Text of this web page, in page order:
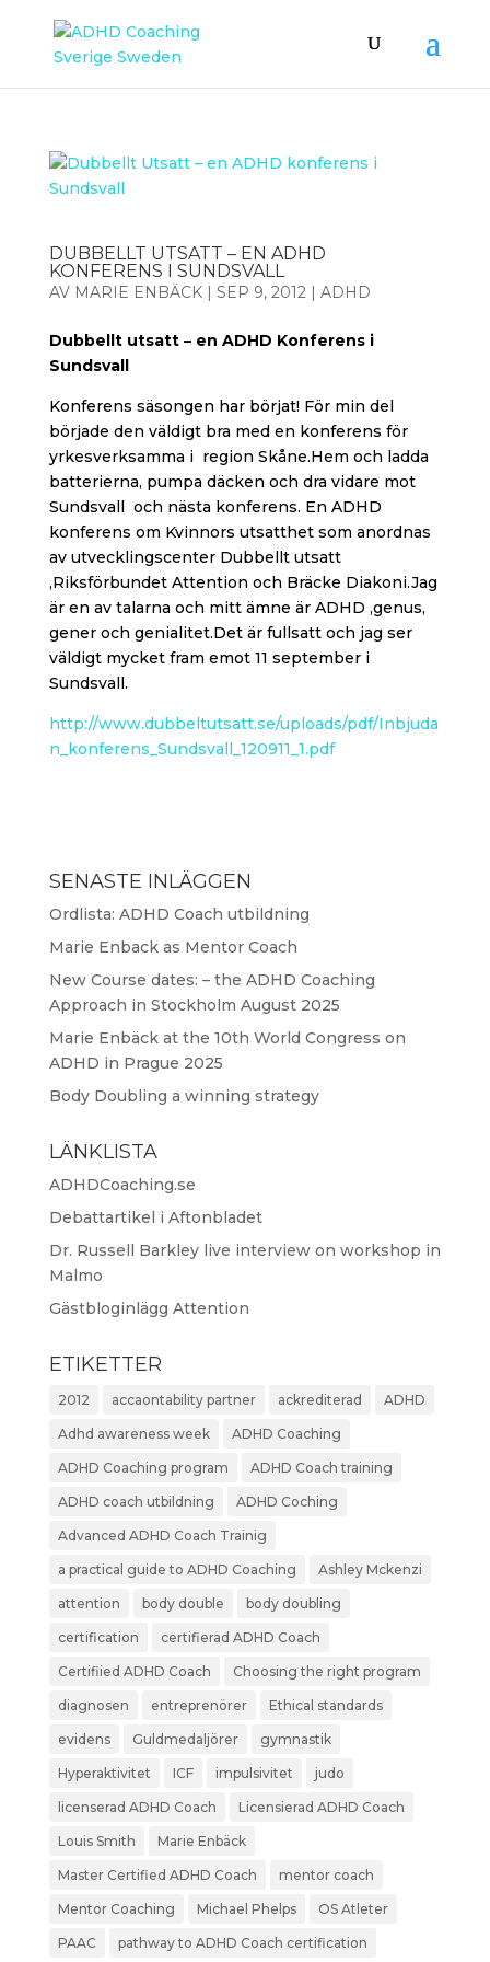
DUBBELLT UTSATT – EN ADHD
KONFERENS I SUNDSVALL
AV MARIE ENBÄCK| SEP 9, 2012| ADHD
Dubbellt utsatt – en ADHD Konferens i
Sundsvall
Konferens säsongen har börjat! För min del
började den väldigt bra med en konferens för
yrkesverksamma i region Skåne.Hem och ladda
batterierna, pumpa däcken och dra vidare mot
Sundsvall och nästa konferens. En ADHD
konferens om Kvinnors utsatthet som anordnas
av utvecklingscenter Dubbellt utsatt
,Riksförbundet Attention och Bräcke Diakoni.Jag
är en av talarna och mitt ämne är ADHD ,genus,
gener och genialitet.Det är fullsatt och jag ser
väldigt mycket fram emot 11 september i
Sundsvall.
http://www.dubbeltutsatt.se/uploads/pdf/Inbjuda
n_konferens_Sundsvall_120911_1.pdf
SENASTE INLÄGGEN
Ordlista: ADHD Coach utbildning
Marie Enback as Mentor Coach
New Course dates: – the ADHD Coaching
Approach in Stockholm August 2025
Marie Enbäck at the 10th World Congress on
ADHD in Prague 2025
Body Doubling a winning strategy
LÄNKLISTA
ADHDCoaching.se
Debattartikel i Aftonbladet
Dr. Russell Barkley live interview on workshop in
Malmo
Gästbloginlägg Attention
ETIKETTER
2012 accaontability partner ackrediterad ADHD
Adhd awareness week ADHD Coaching
ADHD Coaching program ADHD Coach training
ADHD coach utbildning ADHD Coching
Advanced ADHD Coach Trainig
a practical guide to ADHD Coaching Ashley Mckenzi
attention body double body doubling
certification certifierad ADHD Coach
Certifiied ADHD Coach Choosing the right program
diagnosen entreprenörer Ethical standards
evidens Guldmedaljörer gymnastik
Hyperaktivitet ICF impulsivitet judo
licenserad ADHD Coach Licensierad ADHD Coach
Louis Smith Marie Enbäck
Master Certified ADHD Coach mentor coach
Mentor Coaching Michael Phelps OS Atleter
PAAC pathway to ADHD Coach certification